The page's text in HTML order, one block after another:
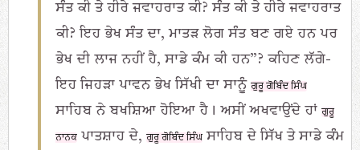
ਸੰਤ ਕੀ ਤੇ ਹੀਰੇ ਜਵਾਹਰਾਤ ਕੀ? ਸੰਤ ਕੀ ਤੇ ਹੀਰੇ ਜਵਾਹਰਾਤ
ਕੀ? ਇਹ ਭੇਖ ਸੰਤ ਦਾ, ਮਾਤੜ ਲੋਗ ਸੰਤ ਬਣ ਗਏ ਹਨ ਪਰ
ਭੇਖ ਦੀ ਲਾਜ ਨਹੀਂ ਹੈ, ਸਾਡੇ ਕੰਮ ਕੀ ਹਨ”? ਕਹਿਣ ਲੱਗੇ-
ਇਹ ਜਿਹੜਾ ਪਾਵਨ ਭੇਖ ਸਿੱਖੀ ਦਾ ਸਾਨੂੰ ਗੁਰੂ ਗੋਬਿੰਦ ਸਿੰਘ
ਸਾਹਿਬ ਨੇ ਬਖਸ਼ਿਆ ਹੋਇਆ ਹੈ। ਅਸੀਂ ਅਖਵਾਉਂਦੇ ਹਾਂ ਗੁਰੂ
ਨਾਨਕਪਾਤਸ਼ਾਹ ਦੇ, ਗੁਰੂ ਗੋਬਿੰਦ ਸਿੰਘਸਾਹਿਬ ਦੇ ਸਿੱਖ ਤੇ ਸਾਡੇ ਕੰਮ